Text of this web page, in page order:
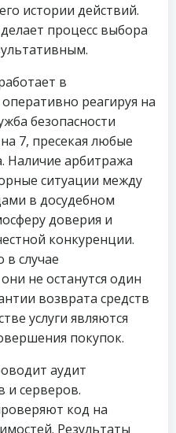
истории действий.
процесс выбора
в
реагируя на
безопасности
7, пресекая любые
Наличие арбитража
ситуации между
в досудебном
доверия и
конкуренции.
случае
не останутся один
возврата средств
услуги являются
покупок.
аудит
и серверов.
код на
Результаты